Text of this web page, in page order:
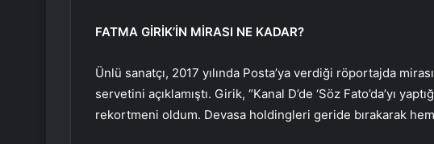
FATMA GİRİK’İN MİRASI NE KADAR?
Ünlü sanatçı, 2017 yılında Posta’ya verdiği röportajda
servetini açıklamıştı. Girik, “Kanal D’de ‘Söz Fato’da’yı
rekortmeni oldum. Devasa holdingleri geride bırakarak